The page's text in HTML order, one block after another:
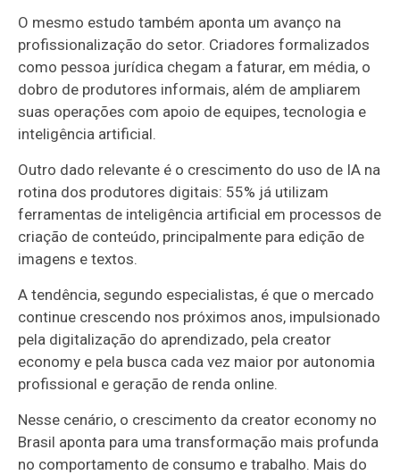
O mesmo estudo também aponta um avanço na
profissionalização do setor. Criadores formalizados
como pessoa jurídica chegam a faturar, em média, o
dobro de produtores informais, além de ampliarem
suas operações com apoio de equipes, tecnologia e
inteligência artificial.
Outro dado relevante é o crescimento do uso de IA na
rotina dos produtores digitais: 55% já utilizam
ferramentas de inteligência artificial em processos de
criação de conteúdo, principalmente para edição de
imagens e textos.
A tendência, segundo especialistas, é que o mercado
continue crescendo nos próximos anos, impulsionado
pela digitalização do aprendizado, pela creator
economy e pela busca cada vez maior por autonomia
profissional e geração de renda online.
Nesse cenário, o crescimento da creator economy no
Brasil aponta para uma transformação mais profunda
no comportamento de consumo e trabalho. Mais do